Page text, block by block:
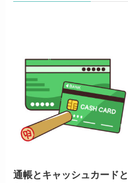
通帳とキャッシュカードと